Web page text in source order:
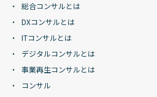
総合コンサルとは
DXコンサルとは
ITコンサルとは
デジタルコンサルとは
事業再生コンサルとは
コンサル